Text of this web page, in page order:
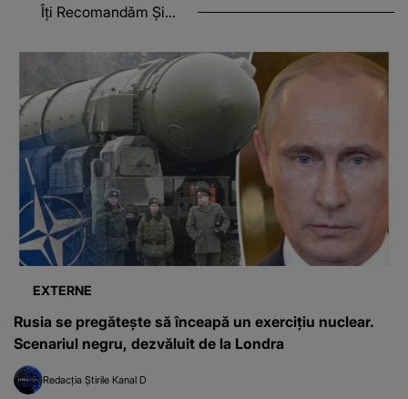
Îți Recomandăm Și...
EXTERNE
Rusia se pregăteşte să înceapă un exerciţiu nuclear.
Scenariul negru, dezvăluit de la Londra
Redacția Știrile Kanal D